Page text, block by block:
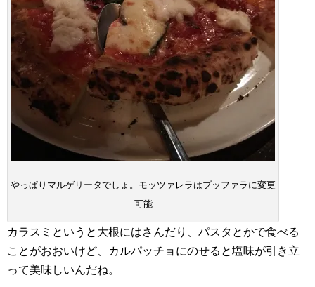
やっぱりマルゲリータでしょ。モッツァレラはブッファラに変更
可能
カラスミというと大根にはさんだり、パスタとかで食べる
ことがおおいけど、カルパッチョにのせると塩味が引き立
って美味しいんだね。